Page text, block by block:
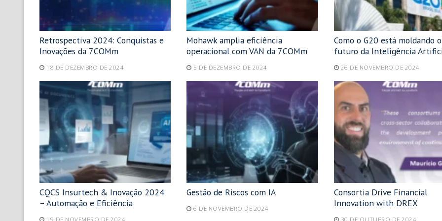
Retrospectiva 2024: Conquistas e
Inovações da 7COMm
18 DE DEZEMBRO DE 2024
Mohawk amplia eficiência
operacional com VAN da 7COMm
5 DE DEZEMBRO DE 2024
Como o G20 está moldando o
futuro da Inteligência
26 DE NOVEMBRO DE 2024
CQCS Insurtech & Inovação 2024
– Automação e Eficiência
19 DE NOVEMBRO DE 2024
Gestão de Riscos com IA
6 DE NOVEMBRO DE 2024
Consortia Drive Financial
Innovation with DREX
30 DE OUTUBRO DE 2024